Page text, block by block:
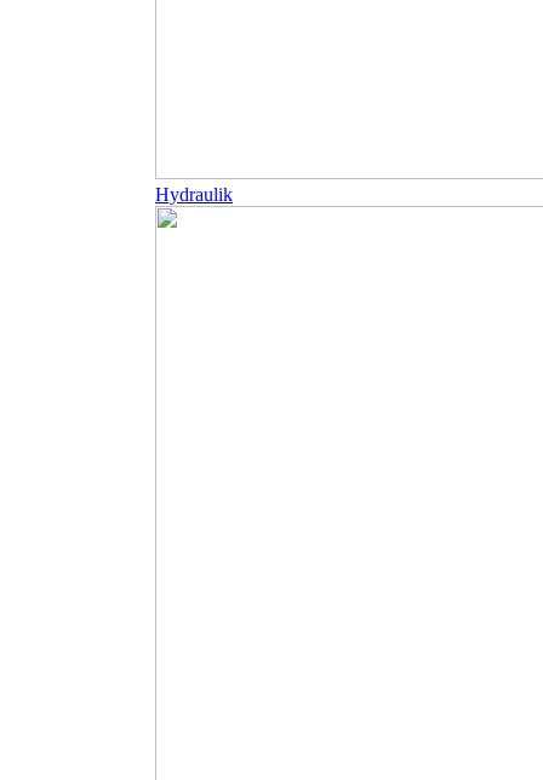
Hydraulik